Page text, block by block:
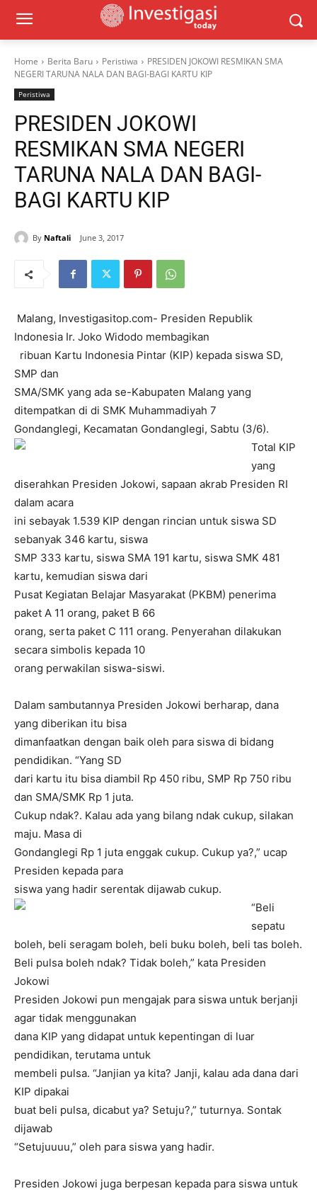
Home Berita Baru Peristiwa
PRESIDEN JOKOWI RESMIKAN SMA
NEGERI TARUNA NALA DAN BAGI-BAGI KARTU KIP
Peristiwa
PRESIDEN JOKOWI
RESMIKAN SMA NEGERI
TARUNA NALA DAN BAGI-
BAGI KARTU KIP
By Naftali June 3, 2017
Malang, Investigasitop.com- Presiden Republik
Indonesia Ir. Joko Widodo membagikan
ribuan Kartu Indonesia Pintar (KIP) kepada siswa SD,
SMP dan
SMA/SMK yang ada se-Kabupaten Malang yang
ditempatkan di di SMK Muhammadiyah 7
Gondanglegi, Kecamatan Gondanglegi, Sabtu (3/6).
Total KIP
yang
diserahkan Presiden Jokowi, sapaan akrab Presiden RI
dalam acara
ini sebayak 1.539 KIP dengan rincian untuk siswa SD
sebanyak 346 kartu, siswa
SMP 333 kartu, siswa SMA 191 kartu, siswa SMK 481
kartu, kemudian siswa dari
Pusat Kegiatan Belajar Masyarakat (PKBM) penerima
paket A 11 orang, paket B 66
orang, serta paket C 111 orang. Penyerahan dilakukan
secara simbolis kepada 10
orang perwakilan siswa-siswi.
Dalam sambutannya Presiden Jokowi berharap, dana
yang diberikan itu bisa
dimanfaatkan dengan baik oleh para siswa di bidang
pendidikan. “Yang SD
dari kartu itu bisa diambil Rp 450 ribu, SMP Rp 750 ribu
dan SMA/SMK Rp 1 juta.
Cukup ndak?. Kalau ada yang bilang ndak cukup, silakan
maju. Masa di
Gondanglegi Rp 1 juta enggak cukup. Cukup ya?,” ucap
Presiden kepada para
siswa yang hadir serentak dijawab cukup.
“Beli
sepatu
boleh, beli seragam boleh, beli buku boleh, beli tas boleh.
Beli pulsa boleh ndak? Tidak boleh,” kata Presiden
Jokowi
Presiden Jokowi pun mengajak para siswa untuk berjanji
agar tidak menggunakan
dana KIP yang didapat untuk kepentingan di luar
pendidikan, terutama untuk
membeli pulsa. “Janjian ya kita? Janji, kalau ada dana dari
KIP dipakai
buat beli pulsa, dicabut ya? Setuju?,” tuturnya. Sontak
dijawab
“Setujuuuu,” oleh para siswa yang hadir.
Presiden Jokowi juga berpesan kepada para siswa untuk